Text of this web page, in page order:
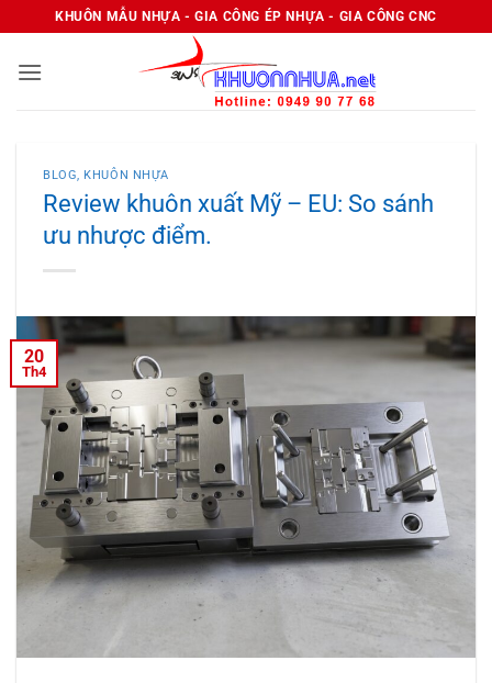
qua
nội
KHUÔN MẪU NHỰA - GIA CÔNG ÉP NHỰA - GIA CÔNG CNC
BLOG, KHUÔN NHỰA
Review khuôn xuất Mỹ – EU: So sánh
ưu nhược điểm.
20
Th4